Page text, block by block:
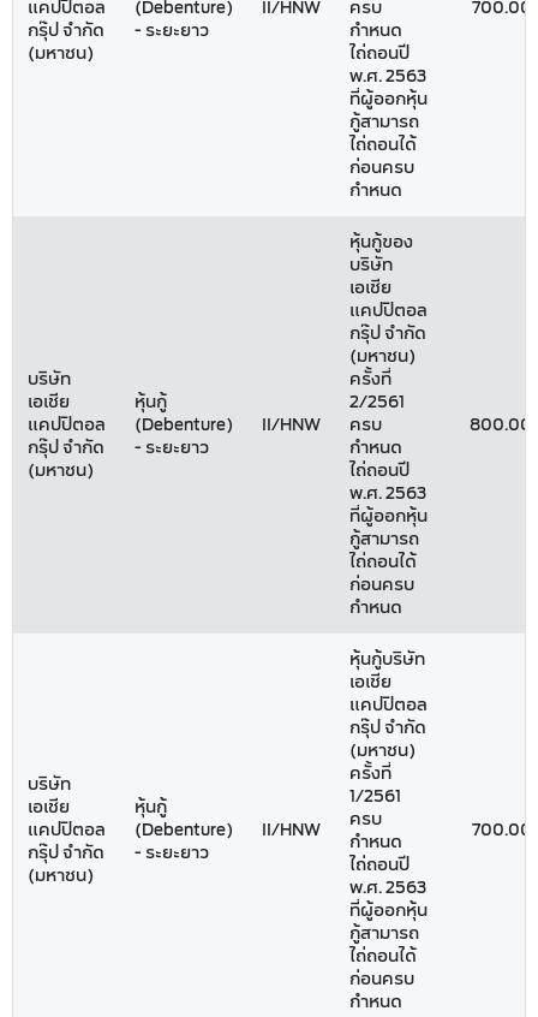
แคปปิตอล
กรุ๊ป จำกัด
(มหาชน)
(Debenture)
- ระยะยาว
II/HNW
ครบ
กำหนด
ไถ่ถอนปี
พ.ศ. 2563
ที่ผู้ออกหุ้น
กู้สามารถ
ไถ่ถอนได้
ก่อนครบ
กำหนด
700.00
บริษัท
เอเชีย
แคปปิตอล
กรุ๊ป จำกัด
(มหาชน)
หุ้นกู้
(Debenture)
- ระยะยาว
II/HNW
หุ้นกู้ของ
บริษัท
เอเชีย
แคปปิตอล
กรุ๊ป จำกัด
(มหาชน)
ครั้งที่
2/2561
ครบ
กำหนด
ไถ่ถอนปี
พ.ศ. 2563
ที่ผู้ออกหุ้น
กู้สามารถ
ไถ่ถอนได้
ก่อนครบ
กำหนด
800.00
บริษัท
เอเชีย
แคปปิตอล
กรุ๊ป จำกัด
(มหาชน)
หุ้นกู้
(Debenture)
- ระยะยาว
II/HNW
หุ้นกู้บริษัท
เอเชีย
แคปปิตอล
กรุ๊ป จำกัด
(มหาชน)
ครั้งที่
1/2561
ครบ
กำหนด
ไถ่ถอนปี
พ.ศ. 2563
ที่ผู้ออกหุ้น
กู้สามารถ
ไถ่ถอนได้
ก่อนครบ
กำหนด
700.00